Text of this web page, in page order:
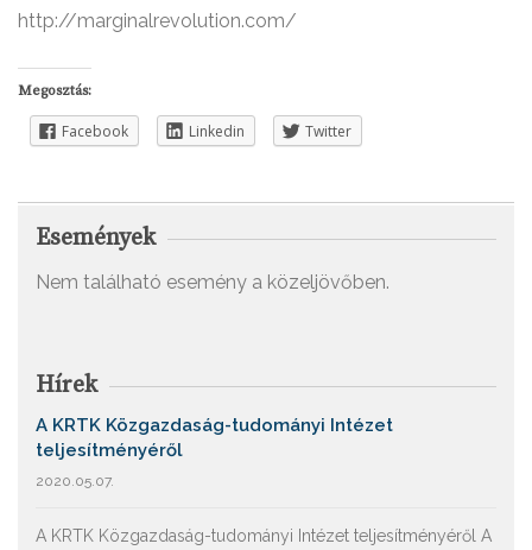
http://marginalrevolution.com/
Megosztás:
Facebook Linkedin Twitter
Események
Nem található esemény a közeljövőben.
Hírek
A KRTK Közgazdaság-tudományi Intézet
teljesítményéről
2020.05.07.
A KRTK Közgazdaság-tudományi Intézet teljesítményéről A